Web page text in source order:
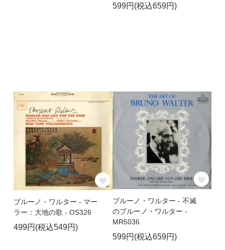
599円(税込659円)
ブルーノ・ワルター - マー
ラー：大地の歌 - OS326
499円(税込549円)
ブルーノ・ワルター - 不滅
のブルーノ・ワルター -
MR5036
599円(税込659円)